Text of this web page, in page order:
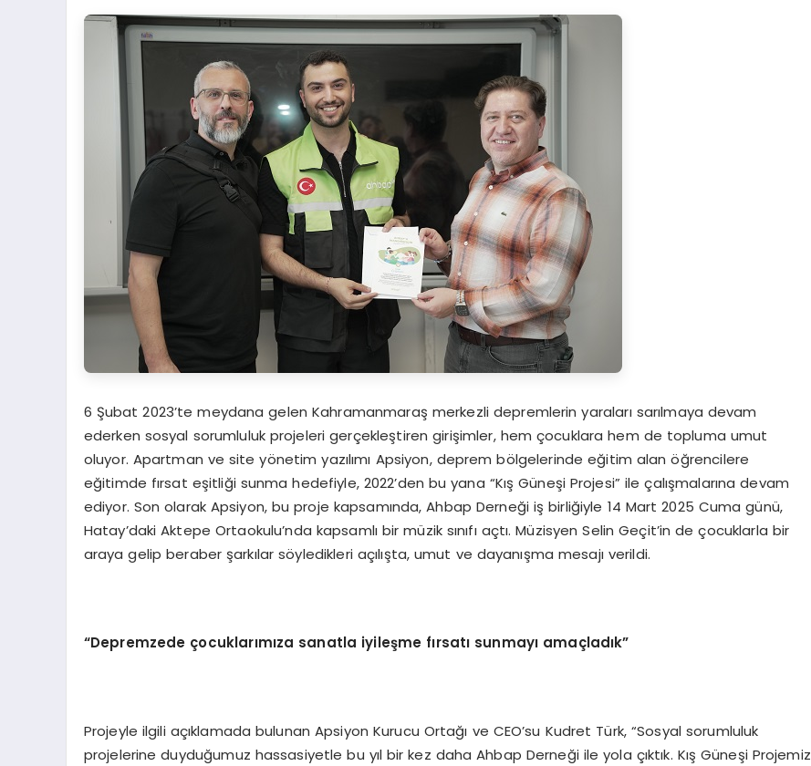
6 Şubat 2023’te meydana gelen Kahramanmaraş merkezli depremlerin yaraları sarılmaya devam
ederken sosyal sorumluluk projeleri gerçekleştiren girişimler, hem çocuklara hem de topluma umut
oluyor. Apartman ve site yönetim yazılımı Apsiyon, deprem bölgelerinde eğitim alan öğrencilere
eğitimde fırsat eşitliği sunma hedefiyle, 2022’den bu yana “Kış Güneşi Projesi” ile çalışmalarına devam
ediyor. Son olarak Apsiyon, bu proje kapsamında, Ahbap Derneği iş birliğiyle 14 Mart 2025 Cuma günü,
Hatay’daki Aktepe Ortaokulu’nda kapsamlı bir müzik sınıfı açtı. Müzisyen Selin Geçit’in de çocuklarla bir
araya gelip beraber şarkılar söyledikleri açılışta, umut ve dayanışma mesajı verildi.
“Depremzede çocuklarımıza sanatla iyileşme fırsatı sunmayı amaçladık”
Projeyle ilgili açıklamada bulunan Apsiyon Kurucu Ortağı ve CEO’su Kudret Türk, “Sosyal sorumluluk
projelerine duyduğumuz hassasiyetle bu yıl bir kez daha Ahbap Derneği ile yola çıktık. Kış Güneşi Projemiz